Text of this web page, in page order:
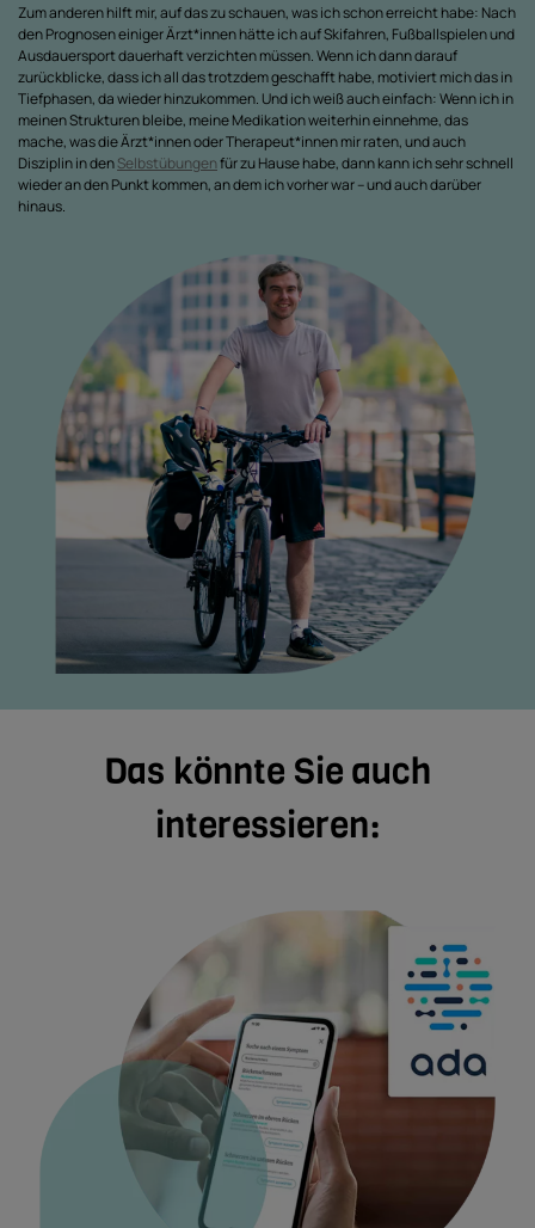
Zum anderen hilft mir, auf das zu schauen, was ich schon erreicht habe: Nach
den Prognosen einiger Ärzt*innen hätte ich auf Skifahren, Fußballspielen und
Ausdauersport dauerhaft verzichten müssen. Wenn ich dann darauf
zurückblicke, dass ich all das trotzdem geschafft habe, motiviert mich das in
Tiefphasen, da wieder hinzukommen. Und ich weiß auch einfach: Wenn ich in
meinen Strukturen bleibe, meine Medikation weiterhin einnehme, das
mache, was die Ärzt*innen oder Therapeut*innen mir raten, und auch
Disziplin in denSelbstübungenfür zu Hause habe, dann kann ich sehr schnell
wieder an den Punkt kommen, an dem ich vorher war – und auch darüber
hinaus.
Das könnte Sie auch
interessieren: